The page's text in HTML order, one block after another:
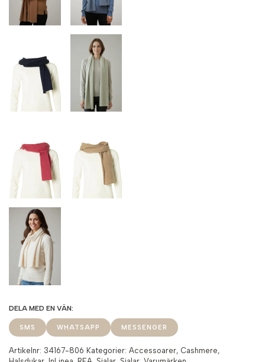
SMS WHATSAPP MESSENGER
Artikelnr: 34167-806 Kategorier: Accessoarer, Cashmere,